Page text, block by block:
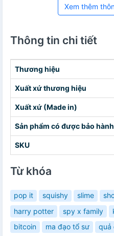
Xem thêm
Thông tin chi tiết
Thương hiệu
Xuất xứ thương hiệu
Xuất xứ (Made in)
Sản phẩm có được bảo
SKU
Từ khóa
pop it squishy slime
harry potter
spy x family
bitcoin
ma đạo tổ sư quả